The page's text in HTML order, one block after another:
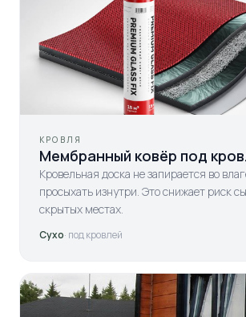
КРОВЛЯ
Мембранный ковёр под
Кровельная доска не запирается во
просыхать изнутри. Это снижает риск
скрытых местах.
Сухо· под кровлей